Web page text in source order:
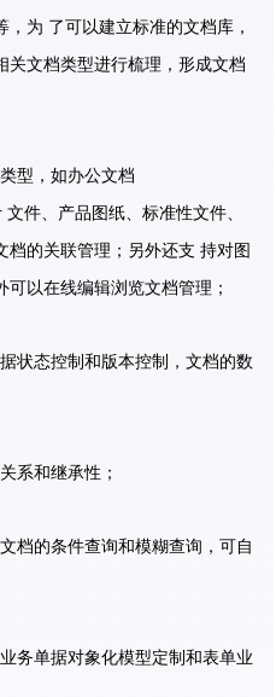
为 了可以建立标准的文档库，
关文档类型进行梳理，形成文档
型，如办公文档
件、产品图纸、标准性文件、
档的关联管理；另外还支 持对图
以在线编辑浏览文档管理；
状态控制和版本控制，文档的数
系和继承性；
档的条件查询和模糊查询，可自
务单据对象化模型定制和表单业